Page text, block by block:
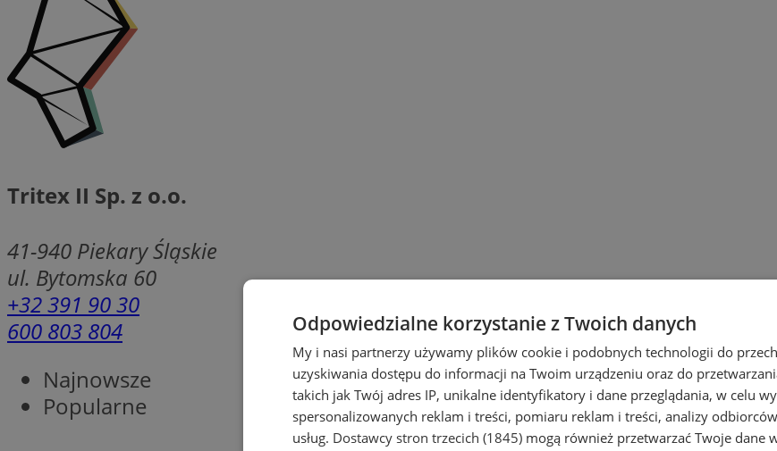
Tritex II Sp. z o.o.
41-940 Piekary Śląskie
ul. Bytomska 60
+32 391 90 30
600 803 804
Najnowsze
Popularne
Odpowiedzialne korzystanie z Twoich danych
My i nasi partnerzy używamy plików cookie i podobnych technologii do
uzyskiwania dostępu do informacji na Twoim urządzeniu oraz do
takich jak Twój adres IP, unikalne identyfikatory i dane przeglądania, w celu
spersonalizowanych reklam i treści, pomiaru reklam i treści, analizy
usług. Dostawcy stron trzecich (1845) mogą również przetwarzać Twoje dane